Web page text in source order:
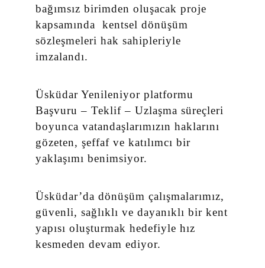
bağımsız birimden oluşacak proje
kapsamında kentsel dönüşüm
sözleşmeleri hak sahipleriyle
imzalandı.
Üsküdar Yenileniyor platformu
Başvuru – Teklif – Uzlaşma süreçleri
boyunca vatandaşlarımızın haklarını
gözeten, şeffaf ve katılımcı bir
yaklaşımı benimsiyor.
Üsküdar’da dönüşüm çalışmalarımız,
güvenli, sağlıklı ve dayanıklı bir kent
yapısı oluşturmak hedefiyle hız
kesmeden devam ediyor.